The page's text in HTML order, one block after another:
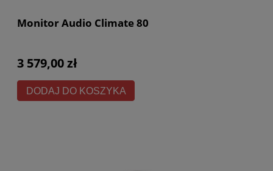
Monitor Audio Climate 80
3 579,00 zł
DODAJ DO KOSZYKA